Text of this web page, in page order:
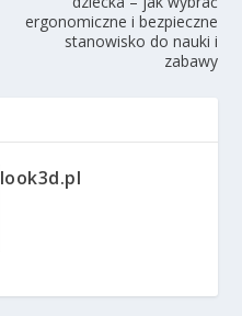
ergonomiczne i bezpieczne
stanowisko do nauki i
zabawy
look3d.pl